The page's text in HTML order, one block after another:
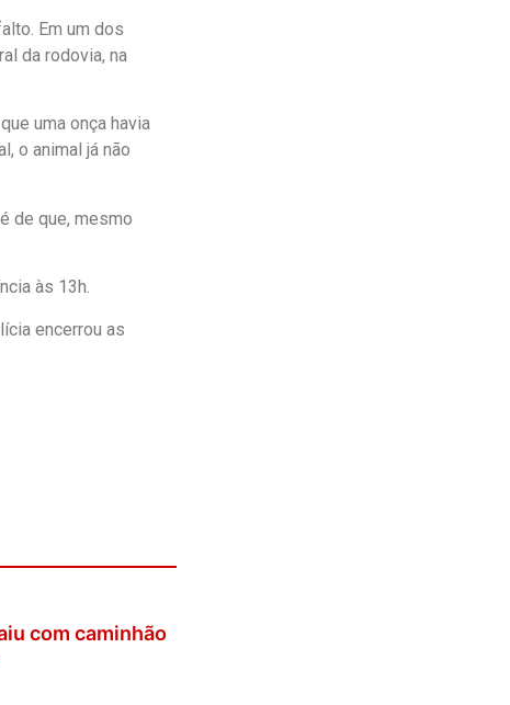
Em um dos
da rodovia, na
uma onça havia
o animal já não
de que, mesmo
às 13h.
encerrou as
com caminhão